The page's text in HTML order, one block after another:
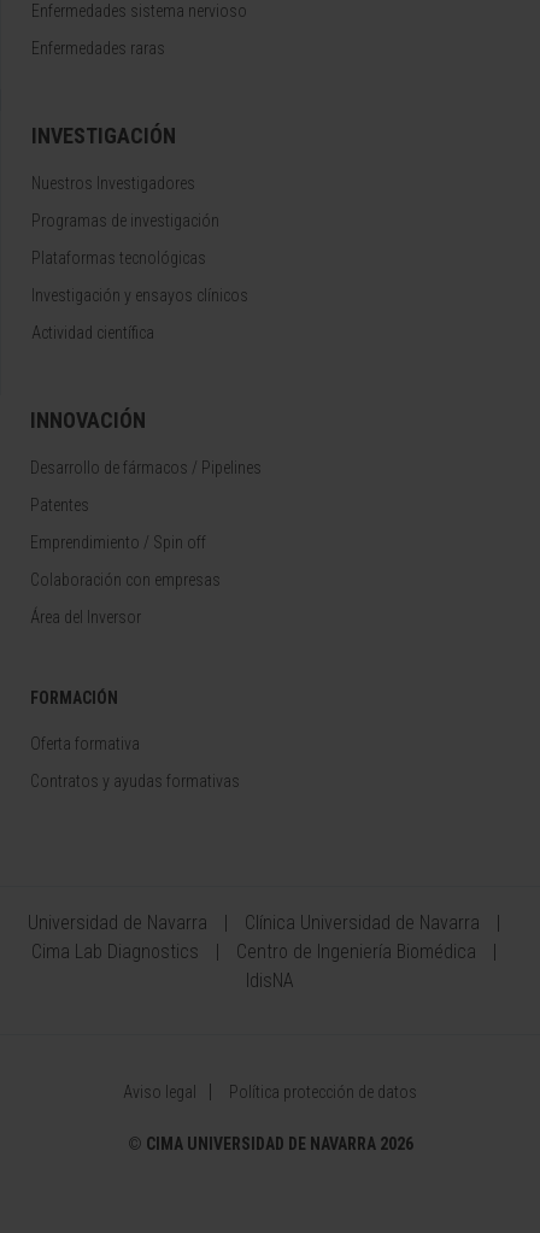
Enfermedades sistema nervioso
Enfermedades raras
INVESTIGACIÓN
Nuestros Investigadores
Programas de investigación
Plataformas tecnológicas
Investigación y ensayos clínicos
Actividad científica
INNOVACIÓN
Desarrollo de fármacos / Pipelines
Patentes
Emprendimiento / Spin off
Colaboración con empresas
Área del Inversor
FORMACIÓN
Oferta formativa
Contratos y ayudas formativas
Universidad de Navarra
Clínica Universidad de Navarra
Cima Lab Diagnostics
Centro de Ingeniería Biomédica
IdisNA
Aviso legal Política protección de datos
© CIMA UNIVERSIDAD DE NAVARRA 2026